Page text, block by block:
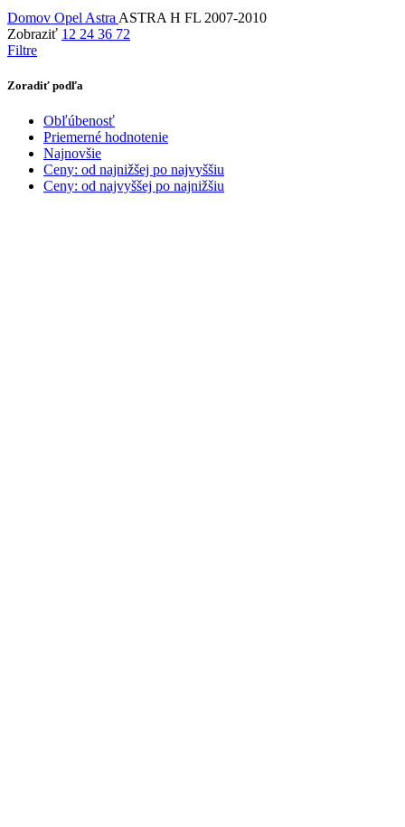
Domov Opel Astra ASTRA H FL 2007-2010
Zobraziť 12 24 36 72
Filtre
Zoradiť podľa
Obľúbenosť
Priemerné hodnotenie
Najnovšie
Ceny: od najnižšej po najvyššiu
Ceny: od najvyššej po najnižšiu